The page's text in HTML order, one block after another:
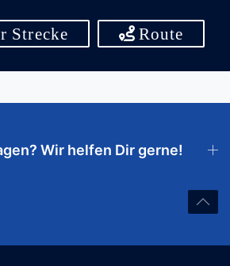
Strecke Route
Wir helfen Dir gerne!